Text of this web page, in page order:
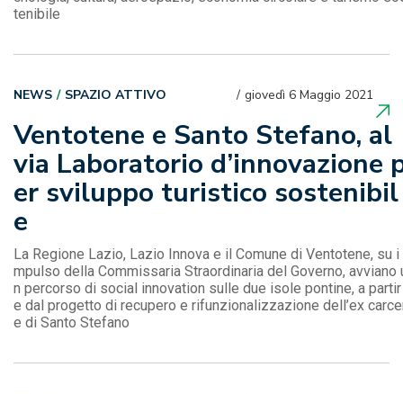
tenibile
Ventotene e Santo Stefano, al
via Laboratorio d’innovazione
er sviluppo turistico sostenibil
e
giovedì 6 Maggio 2021
NEWS SPAZIO ATTIVO
La Regione Lazio, Lazio Innova e il Comune di Ventotene, su i
mpulso della Commissaria Straordinaria del Governo, avviano
n percorso di social innovation sulle due isole pontine, a partir
e dal progetto di recupero e rifunzionalizzazione dell’ex
e di Santo Stefano